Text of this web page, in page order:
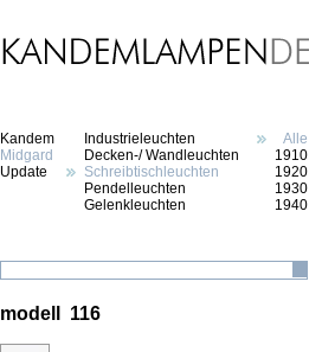
Kandem
Midgard
Update
Industrieleuchten
Decken-/ Wandleuchten
Schreibtischleuchten
Pendelleuchten
Gelenkleuchten
Alle
1910
1920
1930
1940
modell 116